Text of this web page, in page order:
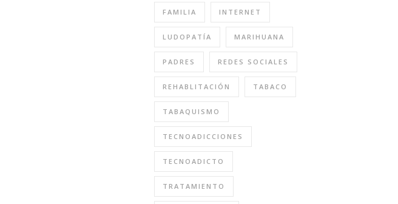
FAMILIA INTERNET
LUDOPATÍA MARIHUANA
PADRES REDES SOCIALES
REHABLITACIÓN TABACO
TABAQUISMO
TECNOADICCIONES
TECNOADICTO
TRATAMIENTO